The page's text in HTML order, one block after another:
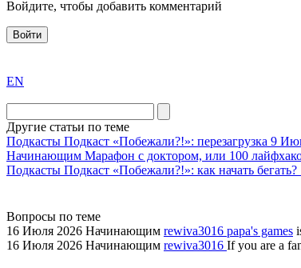
Войдите, чтобы добавить комментарий
Войти
the
division
agent
watch
replica
showcases
swiss
replica
EN
Другие статьи по теме
Подкасты Подкаст «Побежали?!»: перезагрузка 9
Начинающим Марафон с доктором, или 100
Подкасты Подкаст «Побежали?!»: как начать бегать?
Вопросы по теме
16 Июля 2026 Начинающим rewiva3016 papa's games
16 Июля 2026 Начинающим rewiva3016 If you are a